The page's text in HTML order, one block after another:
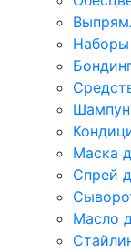
Маска
Спрей
Масло